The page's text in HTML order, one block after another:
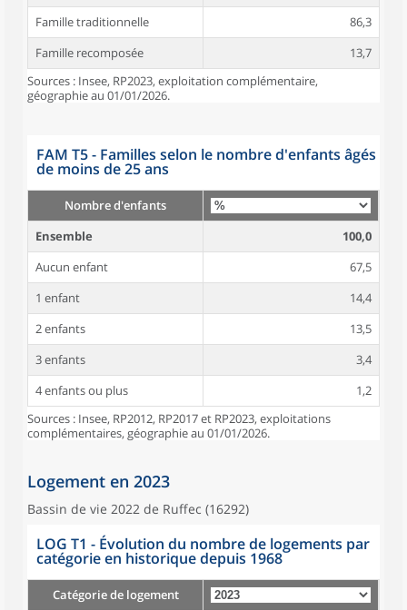
Famille traditionnelle
86,3
Famille recomposée
13,7
Sources : Insee, RP2023, exploitation complémentaire,
géographie au 01/01/2026.
FAM T5 - Familles selon le nombre d'enfants âgés
de moins de 25 ans
Nombre d'enfants
Ensemble
100,0
Aucun enfant
67,5
1 enfant
14,4
2 enfants
13,5
3 enfants
3,4
4 enfants ou plus
1,2
Sources : Insee, RP2012, RP2017 et RP2023, exploitations
complémentaires, géographie au 01/01/2026.
Logement en 2023
Bassin de vie 2022 de Ruffec (16292)
LOG T1 - Évolution du nombre de logements par
catégorie en historique depuis 1968
Catégorie de logement